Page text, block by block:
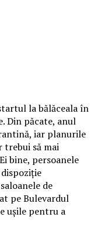
la bălăceala în
Din păcate, anul
iar planurile
trebui să mai
bine, persoanele
de
pe Bulevardul
uşile pentru a